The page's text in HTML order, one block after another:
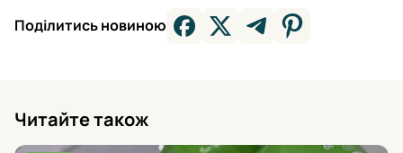
Поділитись новиною
Читайте також